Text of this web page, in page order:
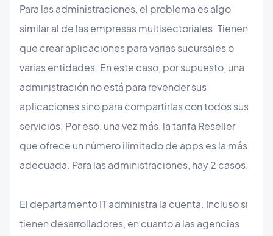
Para las administraciones, el problema es algo
similar al de las empresas multisectoriales. Tienen
que crear aplicaciones para varias sucursales o
varias entidades. En este caso, por supuesto, una
administración no está para revender sus
aplicaciones sino para compartirlas con todos sus
servicios. Por eso, una vez más, la tarifa Reseller
que ofrece un número ilimitado de apps es la más
adecuada. Para las administraciones, hay 2 casos.
El departamento IT administra la cuenta. Incluso si
tienen desarrolladores, en cuanto a las agencias